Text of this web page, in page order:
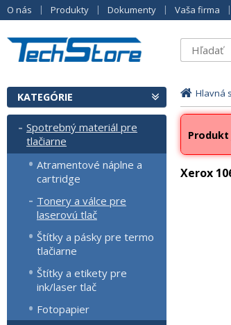
O nás Produkty Dokumenty Vaša firma
KATEGÓRIE
Spotrebný materiál pre
tlačiarne
Atramentové náplne a
cartridge
Tonery a válce pre
laserovú tlač
Štítky a pásky pre termo
tlačiarne
Štítky a etikety pre
ink/laser tlač
Fotopapier
Hlavná
Xerox